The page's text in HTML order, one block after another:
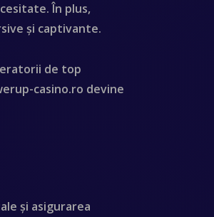
În plus,
și captivante.
de top
casino.ro devine
și asigurarea